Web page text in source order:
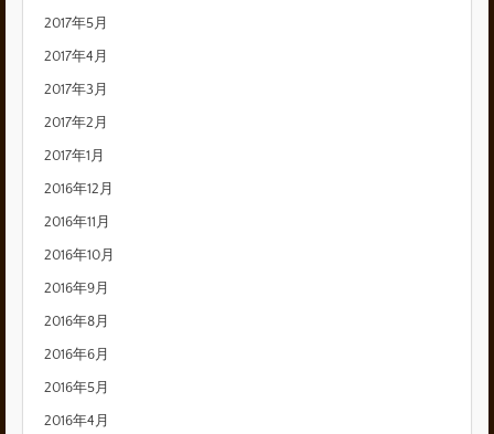
2017年5月
2017年4月
2017年3月
2017年2月
2017年1月
2016年12月
2016年11月
2016年10月
2016年9月
2016年8月
2016年6月
2016年5月
2016年4月